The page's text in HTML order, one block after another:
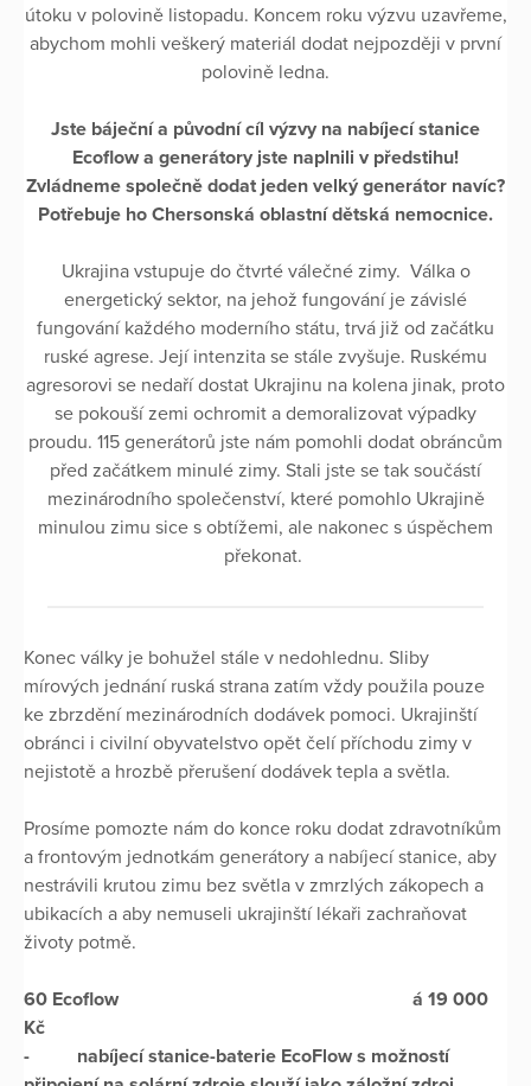
útoku v polovině listopadu. Koncem roku výzvu uzavřeme,
abychom mohli veškerý materiál dodat nejpozději v první
polovině ledna.
Jste báječní a původní cíl výzvy na nabíjecí stanice
Ecoflow a generátory jste naplnili v předstihu!
Zvládneme společně dodat jeden velký generátor navíc?
Potřebuje ho Chersonská oblastní dětská nemocnice.
Ukrajina vstupuje do čtvrté válečné zimy. Válka o
energetický sektor, na jehož fungování je závislé
fungování každého moderního státu, trvá již od začátku
ruské agrese. Její intenzita se stále zvyšuje. Ruskému
agresorovi se nedaří dostat Ukrajinu na kolena jinak, proto
se pokouší zemi ochromit a demoralizovat výpadky
proudu. 115 generátorů jste nám pomohli dodat obráncům
před začátkem minulé zimy. Stali jste se tak součástí
mezinárodního společenství, které pomohlo Ukrajině
minulou zimu sice s obtížemi, ale nakonec s úspěchem
překonat.
Konec války je bohužel stále v nedohlednu. Sliby
mírových jednání ruská strana zatím vždy použila pouze
ke zbrzdění mezinárodních dodávek pomoci. Ukrajinští
obránci i civilní obyvatelstvo opět čelí příchodu zimy v
nejistotě a hrozbě přerušení dodávek tepla a světla.
Prosíme pomozte nám do konce roku dodat zdravotníkům
a frontovým jednotkám generátory a nabíjecí stanice, aby
nestrávili krutou zimu bez světla v zmrzlých zákopech a
ubikacích a aby nemuseli ukrajinští lékaři zachraňovat
životy potmě.
60 Ecoflow á 19 000
Kč
- nabíjecí stanice-baterie EcoFlow s možností